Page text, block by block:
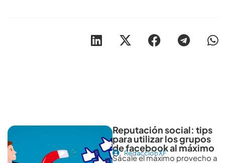
Reputación social: tips
para utilizar los grupos
de facebook al máximo
Redacción XF
Sácale el máximo provecho a